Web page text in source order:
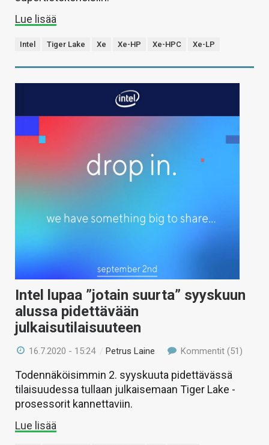
Lue lisää
Intel Tiger Lake Xe Xe-HP Xe-HPC Xe-LP
Intel lupaa ”jotain suurta” syyskuun
alussa pidettävään
julkaisutilaisuuteen
16.7.2020 - 15:24 /Petrus Laine Kommentit (51)
Todennäköisimmin 2. syyskuuta pidettävässä
tilaisuudessa tullaan julkaisemaan Tiger Lake -
prosessorit kannettaviin.
Lue lisää